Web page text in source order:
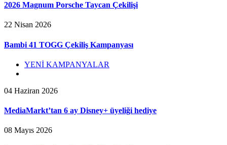
2026 Magnum Porsche Taycan Çekilişi
22 Nisan 2026
Bambi 41 TOGG Çekiliş Kampanyası
YENİ KAMPANYALAR
04 Haziran 2026
MediaMarkt’tan 6 ay Disney+ üyeliği hediye
08 Mayıs 2026